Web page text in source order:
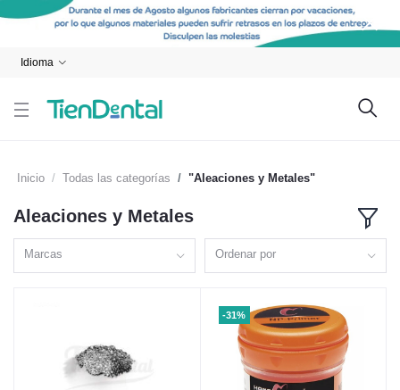
Idioma
Inicio Todas las categorías "Aleaciones y Metales"
Aleaciones y Metales
Marcas Ordenar por
-31%